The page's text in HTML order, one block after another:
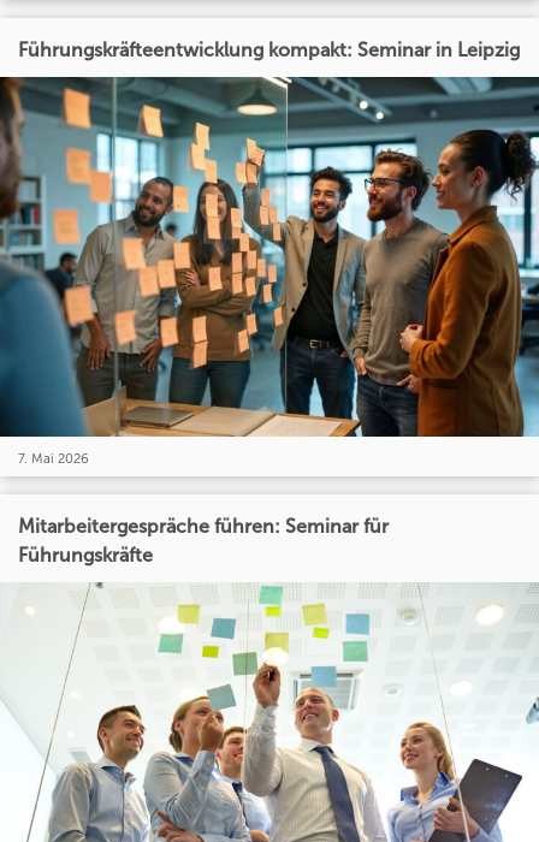
Führungskräfteentwicklung kompakt: Seminar in Leipzig
7. Mai 2026
Mitarbeitergespräche führen: Seminar für
Führungskräfte